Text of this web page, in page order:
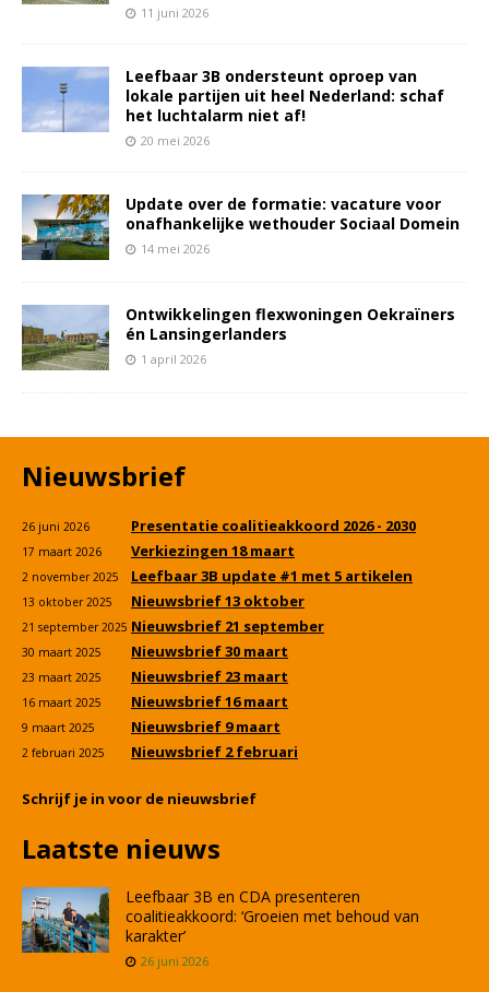
11 juni 2026
Leefbaar 3B ondersteunt oproep van
lokale partijen uit heel Nederland: schaf
het luchtalarm niet af!
20 mei 2026
Update over de formatie: vacature voor
onafhankelijke wethouder Sociaal Domein
14 mei 2026
Ontwikkelingen flexwoningen Oekraïners
én Lansingerlanders
1 april 2026
Nieuwsbrief
26 juni 2026 Presentatie coalitieakkoord 2026 - 2030
17 maart 2026 Verkiezingen 18 maart
2 november 2025 Leefbaar 3B update #1 met 5 artikelen
13 oktober 2025 Nieuwsbrief 13 oktober
21 september 2025 Nieuwsbrief 21 september
30 maart 2025 Nieuwsbrief 30 maart
23 maart 2025 Nieuwsbrief 23 maart
16 maart 2025 Nieuwsbrief 16 maart
9 maart 2025 Nieuwsbrief 9 maart
2 februari 2025 Nieuwsbrief 2 februari
Schrijf je in voor de nieuwsbrief
Laatste nieuws
Leefbaar 3B en CDA presenteren
coalitieakkoord: ‘Groeien met behoud van
karakter’
26 juni 2026